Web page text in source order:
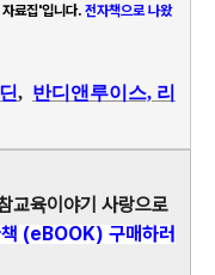
료집'입니다. 전자책으로 나왔
, 반디앤루이스, 리
교육이야기 사랑으로
(eBOOK) 구매하러